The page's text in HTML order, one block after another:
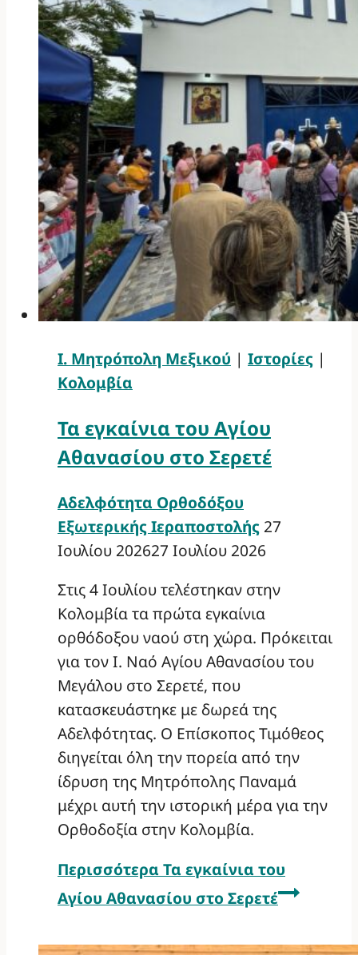
Ι. Μητρόπολη Μεξικού | Ιστορίες |
Κολομβία
Τα εγκαίνια του Αγίου
Αθανασίου στο Σερετέ
Αδελφότητα Ορθοδόξου
Εξωτερικής Ιεραποστολής 27
Ιουλίου 202627 Ιουλίου 2026
Στις 4 Ιουλίου τελέστηκαν στην
Κολομβία τα πρώτα εγκαίνια
ορθόδοξου ναού στη χώρα. Πρόκειται
για τον Ι. Ναό Αγίου Αθανασίου του
Μεγάλου στο Σερετέ, που
κατασκευάστηκε με δωρεά της
Αδελφότητας. Ο Επίσκοπος Τιμόθεος
διηγείται όλη την πορεία από την
ίδρυση της Μητρόπολης Παναμά
μέχρι αυτή την ιστορική μέρα για την
Ορθοδοξία στην Κολομβία.
Περισσότερα Τα εγκαίνια του
Αγίου Αθανασίου στο Σερετέ